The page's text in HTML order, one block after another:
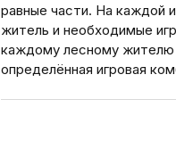
равные части. На каждой
житель и необходимые
каждому лесному жителю
определённая игровая